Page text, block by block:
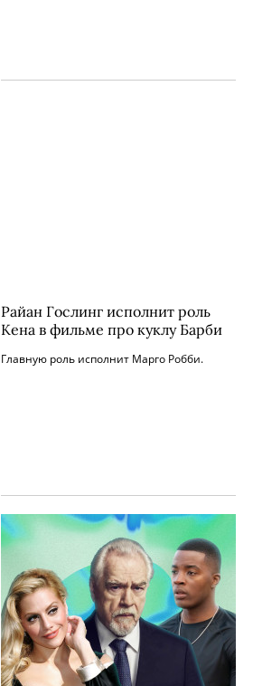
Райан Гослинг исполнит роль
Кена в фильме про куклу Барби
Главную роль исполнит Марго Робби.